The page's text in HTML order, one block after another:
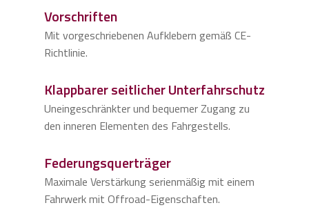
Vorschriften
Mit vorgeschriebenen Aufklebern gemäß CE-
Richtlinie.
Klappbarer seitlicher Unterfahrschutz
Uneingeschränkter und bequemer Zugang zu
den inneren Elementen des Fahrgestells.
Federungsquerträger
Maximale Verstärkung serienmäßig mit einem
Fahrwerk mit Offroad-Eigenschaften.